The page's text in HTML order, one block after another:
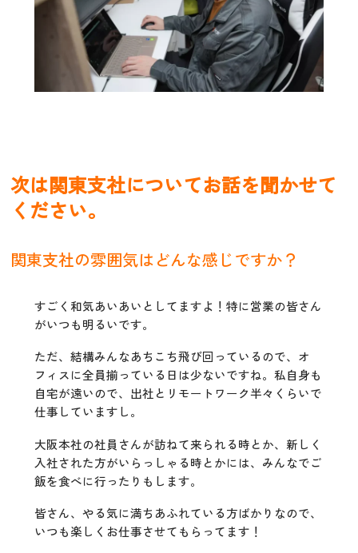
次は関東支社についてお話を聞かせて
ください。
関東支社の雰囲気はどんな感じですか？
すごく和気あいあいとしてますよ！特に営業の皆さん
がいつも明るいです。
ただ、結構みんなあちこち飛び回っているので、オ
フィスに全員揃っている日は少ないですね。私自身も
自宅が遠いので、出社とリモートワーク半々くらいで
仕事していますし。
大阪本社の社員さんが訪ねて来られる時とか、新しく
入社された方がいらっしゃる時とかには、みんなでご
飯を食べに行ったりもします。
皆さん、やる気に満ちあふれている方ばかりなので、
いつも楽しくお仕事させてもらってます！